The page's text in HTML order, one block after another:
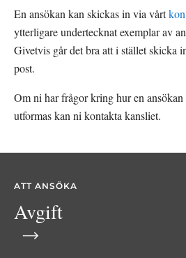
En ansökan kan skickas in via vårt
ytterligare undertecknat exemplar av
Givetvis går det bra att i stället skicka
post.
Om ni har frågor kring hur en ansökan
utformas kan ni kontakta kansliet.
ATT ANSÖKA
Avgift